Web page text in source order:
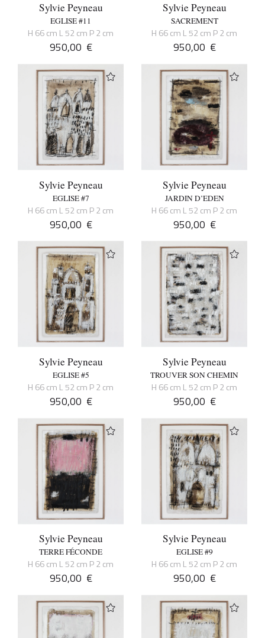
Sylvie Peyneau
EGLISE #11
H 66 cm L 52 cm P 2 cm
950,00 €
Sylvie Peyneau
SACREMENT
H 66 cm L 52 cm P 2 cm
950,00 €
Sylvie Peyneau
EGLISE #7
H 66 cm L 52 cm P 2 cm
950,00 €
Sylvie Peyneau
JARDIN D’EDEN
H 66 cm L 52 cm P 2 cm
950,00 €
Sylvie Peyneau
EGLISE #5
H 66 cm L 52 cm P 2 cm
950,00 €
Sylvie Peyneau
TROUVER SON CHEMIN
H 66 cm L 52 cm P 2 cm
950,00 €
Sylvie Peyneau
TERRE FÉCONDE
H 66 cm L 52 cm P 2 cm
950,00 €
Sylvie Peyneau
EGLISE #9
H 66 cm L 52 cm P 2 cm
950,00 €